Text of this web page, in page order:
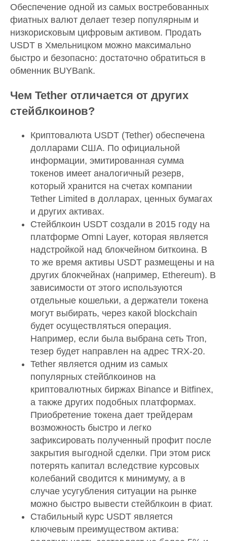
Обеспечение одной из самых востребованных
фиатных валют делает тезер популярным и
низкорисковым цифровым активом. Продать
USDT в Хмельницком можно максимально
быстро и безопасно: достаточно обратиться в
обменник BUYBank.
Чем Tether отличается от других
стейблкоинов?
Криптовалюта USDT (Tether) обеспечена
долларами США. По официальной
информации, эмитированная сумма
токенов имеет аналогичный резерв,
который хранится на счетах компании
Tether Limited в долларах, ценных бумагах
и других активах.
Стейблкоин USDT создали в 2015 году на
платформе Omni Layer, которая является
надстройкой над блокчейном биткоина. В
то же время активы USDT размещены и на
других блокчейнах (например, Ethereum). В
зависимости от этого используются
отдельные кошельки, а держатели токена
могут выбирать, через какой blockchain
будет осуществляться операция.
Например, если была выбрана сеть Tron,
тезер будет направлен на адрес TRX-20.
Tether является одним из самых
популярных стейблкоинов на
криптовалютных биржах Binance и Bitfinex,
а также других подобных платформах.
Приобретение токена дает трейдерам
возможность быстро и легко
зафиксировать полученный профит после
закрытия выгодной сделки. При этом риск
потерять капитал вследствие курсовых
колебаний сводится к минимуму, а в
случае усугубления ситуации на рынке
можно быстро вывести стейблкоин в фиат.
Стабильный курс USDT является
ключевым преимуществом актива: